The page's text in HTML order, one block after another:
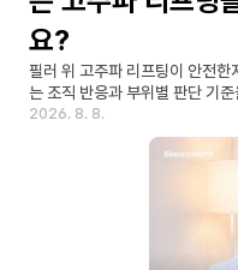
요?
필러 위 고주파 리프팅이 안전
는 조직 반응과 부위별 판단 기
2026. 8. 8.